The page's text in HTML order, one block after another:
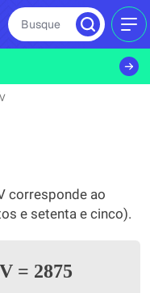
Busque
corresponde ao
e setenta e cinco).
= 2875